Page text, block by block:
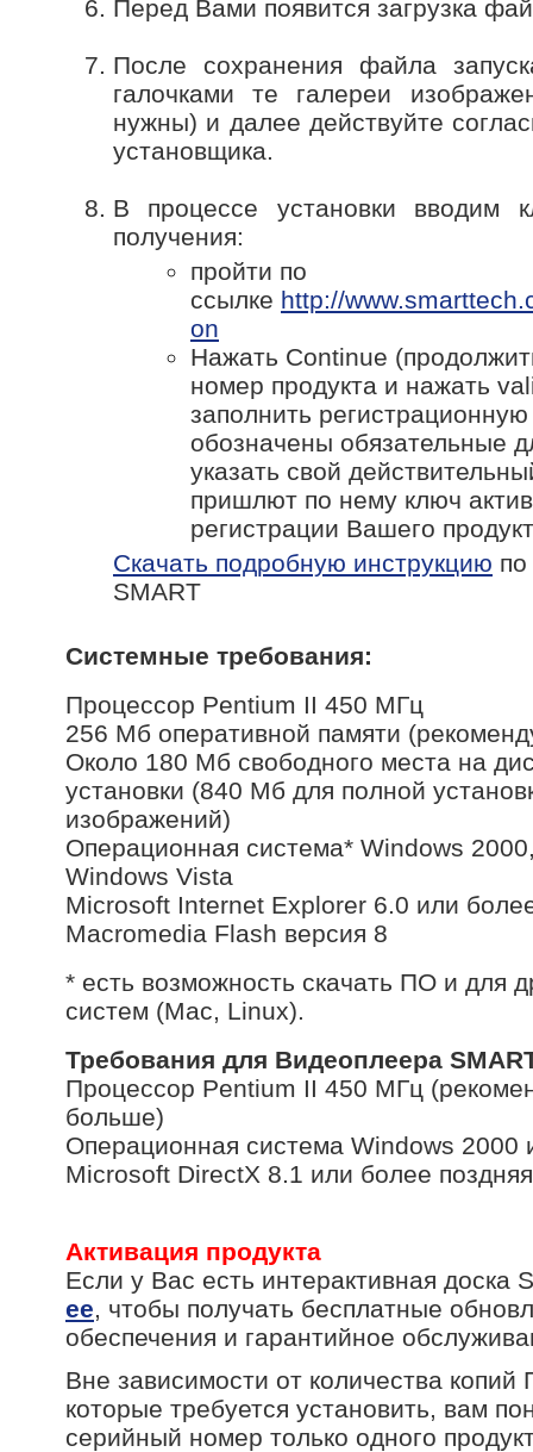
Перед Вами появится загрузка
После сохранения файла
галочками те галереи
нужны) и далее действуйте
установщика.
В процессе установки вводим
получения:
пройти по
ссылке http://
on
Нажать Continue
номер продукта и нажать
заполнить
обозначены обязательные
указать свой
пришлют по нему ключ
регистрации Вашего
Скачать подробную инструкцию по
SMART
Системные требования:
Процессор Pentium II 450 МГц
256 Мб оперативной памяти
Около 180 Мб свободного места на
установки (840 Мб для полной
изображений)
Операционная система* Windows
Windows Vista
Microsoft Internet Explorer 6.0 или
Macromedia Flash версия 8
* есть возможность скачать ПО и для
систем (Mac, Linux).
Требования для Видеоплеера
Процессор Pentium II 450 МГц
больше)
Операционная система Windows
Microsoft DirectX 8.1 или более
Активация продукта
Если у Вас есть интерактивная доска
ее, чтобы получать бесплатные
обеспечения и гарантийное
Вне зависимости от количества
которые требуется установить, вам
серийный номер только одного